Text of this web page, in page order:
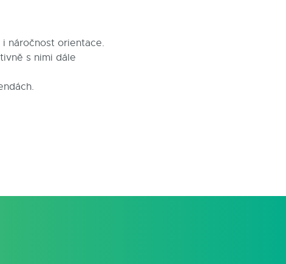
náročnost orientace.
s nimi dále